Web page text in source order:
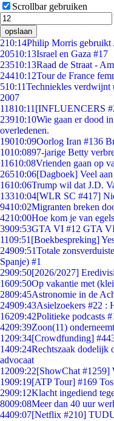
Scrollbar gebruiken
opslaan
210:14Philip Morris gebruikt
20510:13Israel en Gaza #17
23510:13Raad de Straat -
24410:12Tour de France
510:11Techniekles verdwijnt
2007
11810:11 [INFLUENCERS
23910:10Wie gaan er dood
overledenen.
19010:09Oorlog Iran #136
1010:0897-jarige Betty
11610:08Vrienden gaan op
26510:06[Dagboek] Veel
1610:06Trump wil dat J.D.
13310:04[WLR SC #417]
9410:02Migranten breken
4210:00Hoe kom je van
3909:53GTA VI #12 GTA
1109:51 [Boekbespreking]
24909:51Totale
Spanje) #1
2909:50[2026/2027]
1609:50Op vakantie met
2809:45Astronomie in de
24909:43Asielzoekers #22 :
16209:42Politieke podcasts
4209:39Zoon(11)
1209:34[Crowdfunding]
1409:24Rechtszaak dodelijk
advocaat
12009:22[ShowChat #1259]
1909:19[ATP Tour] #169
2909:12Klacht ingediend
8009:08Meer dan 40 uur
4409:07[Netflix #210]